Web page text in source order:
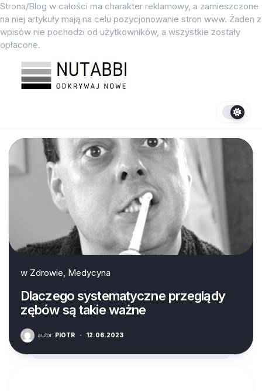
Przejdź
do
treści
Strona/Blog w całości ma charakter reklamowy, a zamieszczone
na niej artykuły mają na celu pozycjonowanie stron www. Żaden z
wpisów nie pochodzi od użytkowników, a wszystkie zostały
opłacone.
w Zdrowie, Medycyna
Dlaczego systematyczne przeglądy
zębów są takie ważne
autor: PIOTR · 12.06.2023